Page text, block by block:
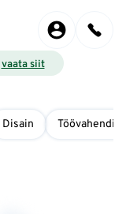
vaata siit
Disain Töövahendid